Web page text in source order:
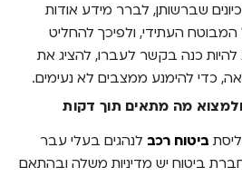
שברשותן, לברר מידע אודות
העתידי, ולפיכך להחליט
להיות כנה בקשר לעברו, להציג את
כדי להימנע ממצבים לא נעימים.
ולמצוא מה מתאים תוך דקות
ביטוח רכב לנהגים בעלי עבר
חברת ביטוח יש מדיניות משלה ובהתאם